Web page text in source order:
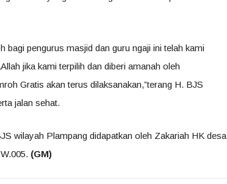
bagi pengurus masjid dan guru ngaji ini telah kami
jika kami terpilih dan diberi amanah oleh
Gratis akan terus dilaksanakan,”terang H. BJS
jalan sehat.
wilayah Plampang didapatkan oleh Zakariah HK desa
(GM)